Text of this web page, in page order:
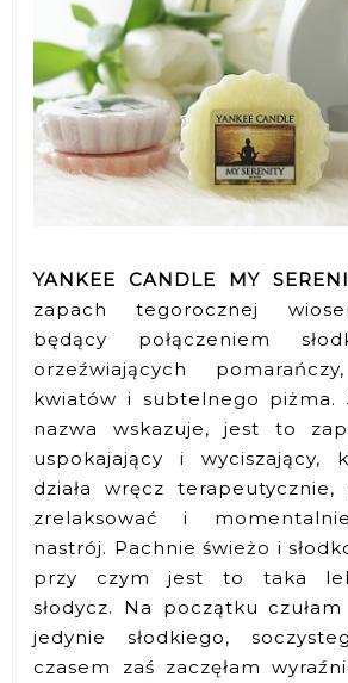
YANKEE CANDLE MY
zapach tegorocznej
będący połączeniem
orzeźwiających
kwiatów i subtelnego piżma.
nazwa wskazuje, jest to
uspokajający i wyciszający,
działa wręcz terapeutycznie,
zrelaksować i
nastrój. Pachnie świeżo i
przy czym jest to taka
słodycz. Na początku
jedynie słodkiego,
czasem zaś zaczęłam